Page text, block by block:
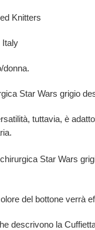
Knitters
Italy
donna.
Star Wars grigio
tuttavia, è
Star Wars
del bottone verrà
descrivono la